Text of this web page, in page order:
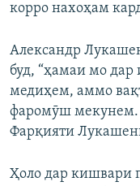
корро нахоҳам
Александр
буд, “ҳамаи мо дар
медиҳем, аммо
фаромӯш
Фарқияти
Ҳоло дар кишвари